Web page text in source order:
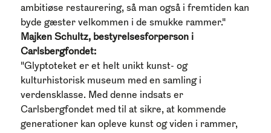
ambitiøse restaurering, så man også i fremtiden kan
byde gæster velkommen i de smukke rammer."
Majken Schultz, bestyrelsesforperson i
Carlsbergfondet:
"Glyptoteket er et helt unikt kunst- og
kulturhistorisk museum med en samling i
verdensklasse. Med denne indsats er
Carlsbergfondet med til at sikre, at kommende
generationer kan opleve kunst og viden i rammer,